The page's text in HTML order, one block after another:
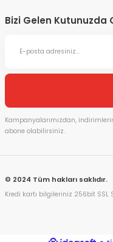
Bizi Gelen Kutunuzda
Kampanyalarımızdan,
abone olabilirsiniz.
© 2024 Tüm hakları saklıdır.
Kredi kartı bilgileriniz 256bit SSL